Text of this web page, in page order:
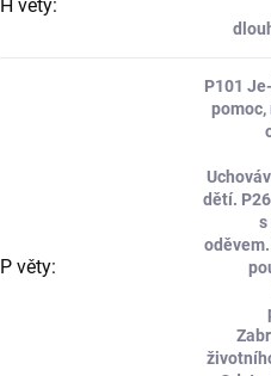
H věty:
P věty:
P101
dětí.
s